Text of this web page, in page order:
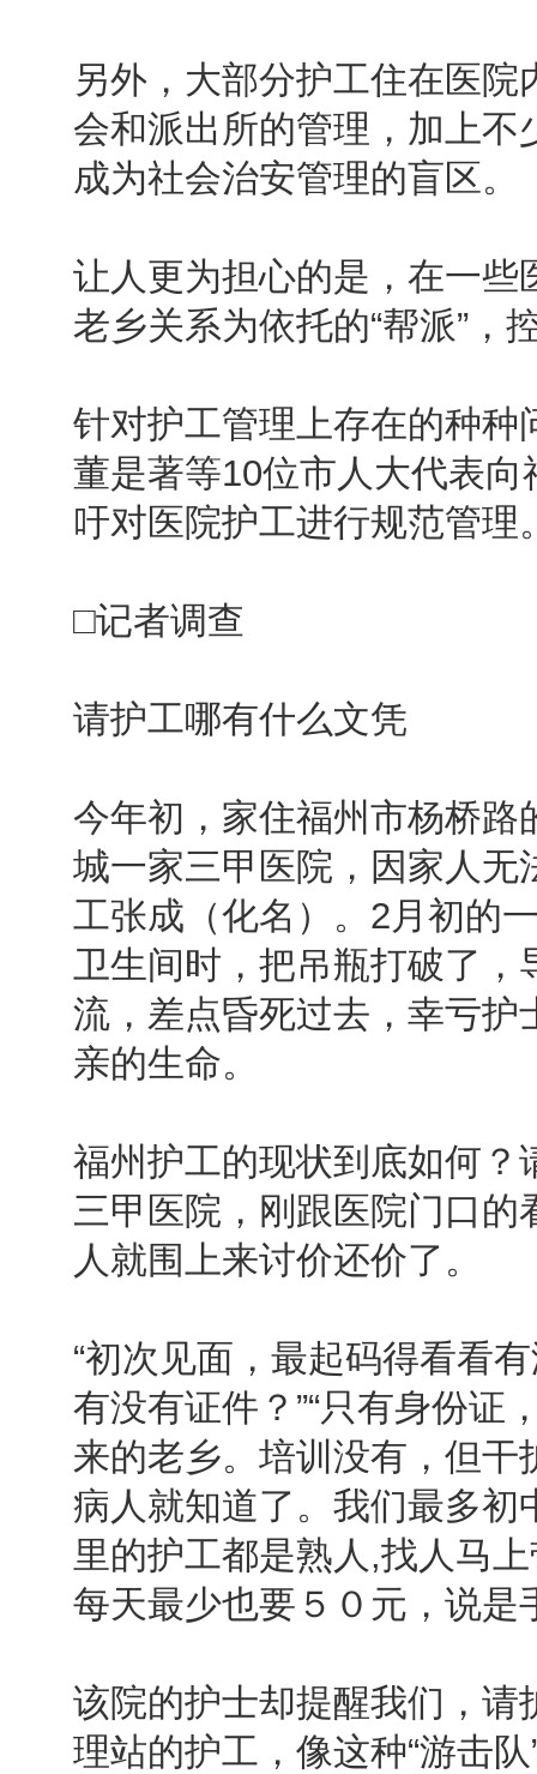
另外，大部分护工住在医
会和派出所的管理，加上
成为社会治安管理的盲区。
让人更为担心的是，在一
老乡关系为依托的“帮派”，
针对护工管理上存在的种
董是著等10位市人大代表
吁对医院护工进行规范管理
□记者调查
请护工哪有什么文凭
今年初，家住福州市杨桥
城一家三甲医院，因家人
工张成（化名）。2月初的
卫生间时，把吊瓶打破了
流，差点昏死过去，幸亏
亲的生命。
福州护工的现状到底如何
三甲医院，刚跟医院门口
人就围上来讨价还价了。
“初次见面，最起码得看看
有没有证件？”“只有身份证
来的老乡。培训没有，但
病人就知道了。我们最多
里的护工都是熟人,找人马
每天最少也要５０元，说
该院的护士却提醒我们，
理站的护工，像这种“游击